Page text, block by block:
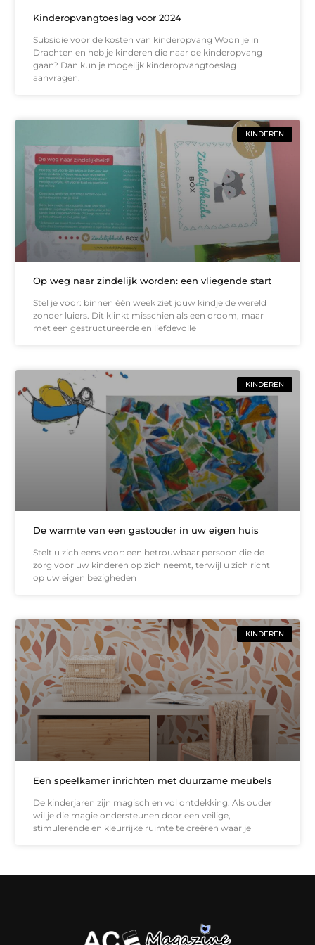
Kinderopvangtoeslag voor 2024
Subsidie voor de kosten van kinderopvang Woon je in
Drachten en heb je kinderen die naar de kinderopvang
gaan? Dan kun je mogelijk kinderopvangtoeslag
aanvragen.
KINDEREN
Op weg naar zindelijk worden: een vliegende start
Stel je voor: binnen één week ziet jouw kindje de wereld
zonder luiers. Dit klinkt misschien als een droom, maar
met een gestructureerde en liefdevolle
KINDEREN
De warmte van een gastouder in uw eigen huis
Stelt u zich eens voor: een betrouwbaar persoon die de
zorg voor uw kinderen op zich neemt, terwijl u zich richt
op uw eigen bezigheden
KINDEREN
Een speelkamer inrichten met duurzame meubels
De kinderjaren zijn magisch en vol ontdekking. Als ouder
wil je die magie ondersteunen door een veilige,
stimulerende en kleurrijke ruimte te creëren waar je